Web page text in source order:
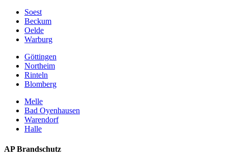
Soest
Beckum
Oelde
Warburg
Göttingen
Northeim
Rinteln
Blomberg
Melle
Bad Oyenhausen
Warendorf
Halle
AP Brandschutz